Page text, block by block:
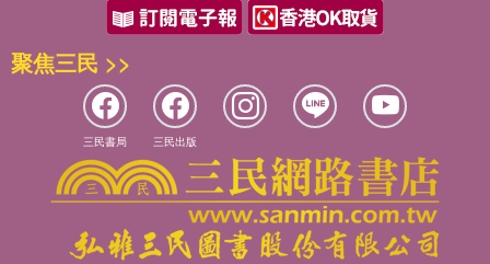
聚焦三民 >>
三民書局 三民出版